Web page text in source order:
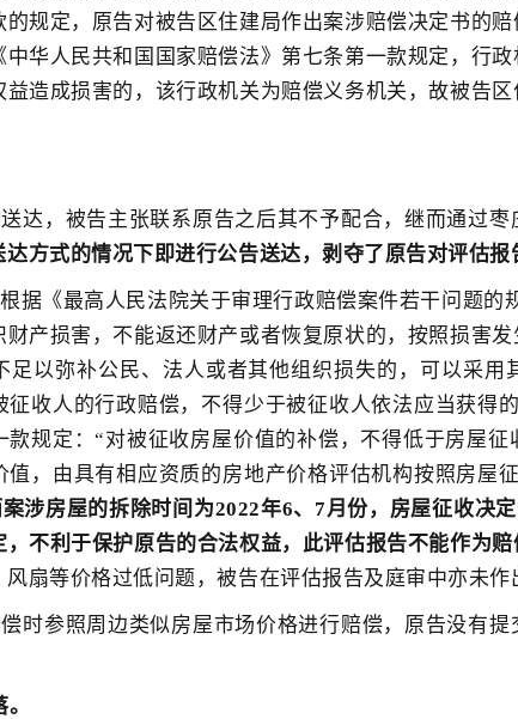
规定，原告对被告区住建局作出案涉赔偿决定书的
华人民共和国国家赔偿法》 第七条第一款规定，行
造成损害的，该行政机关为赔偿义务机关，故被告
达，被告主张联系原告之后其不予配合，继而通过枣
方式的情况下即进行公告送达，剥夺了原告对评估报
据《最高人民法院关于审理行政赔偿案件若干问题
产损害，不能返还财产或者恢复原状的，按照损害
足以弥补公民、法人或者其他组织损失的，可以采用
征收人的行政赔偿，不得少于被征收人依法应当获得
款规定：“对被征收房屋价值的补偿，不得低于房屋
，由具有相应资质的房地产价格评估机构按照房屋
涉房屋的拆除时间为2022年6、7月份，房屋征收决定
不利于保护原告的合法权益，此评估报告不能作为
扇等价格过低问题，被告在评估报告及庭审中亦未作
时参照周边类似房屋市场价格进行赔偿，原告没有